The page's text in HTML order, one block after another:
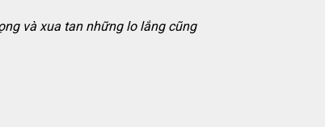
và xua tan những lo lắng cũng